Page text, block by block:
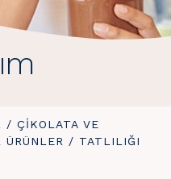
/ ÇIKOLATA VE
ÜRÜNLER / BURADASINIZ:
TATLILIĞI